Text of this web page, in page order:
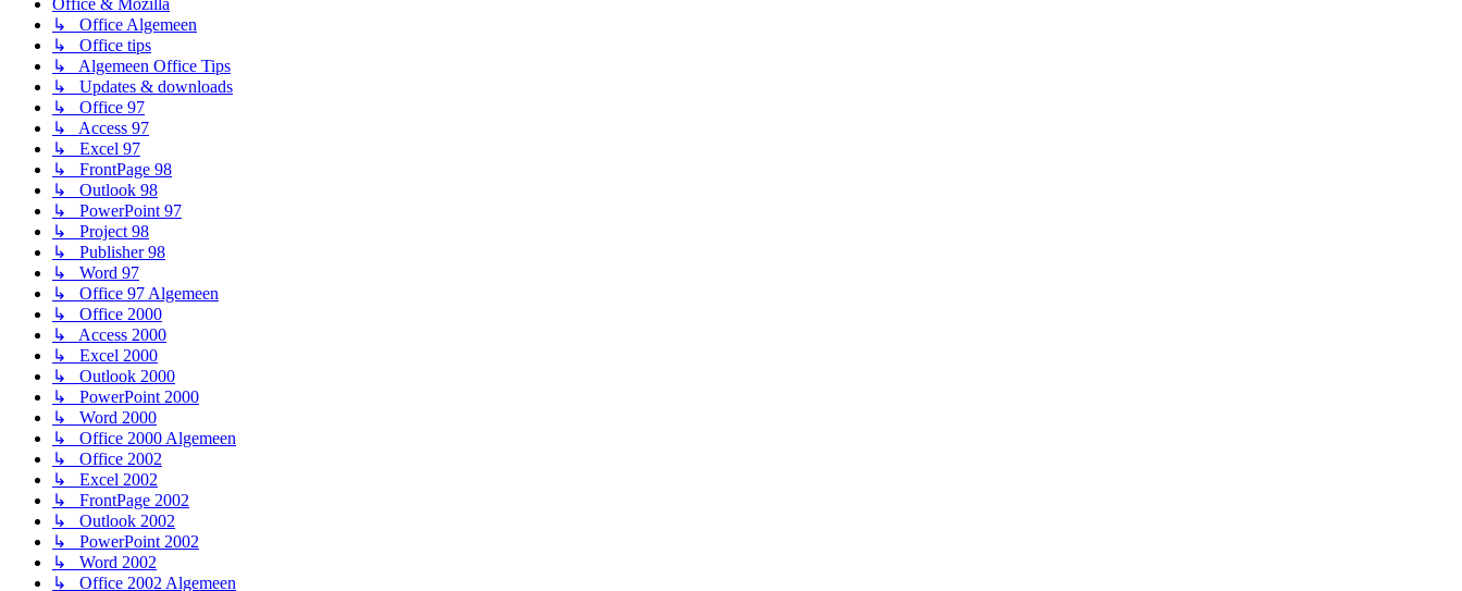
Office & Mozilla
↳ Office Algemeen
↳ Office tips
↳ Algemeen Office Tips
↳ Updates & downloads
↳ Office 97
↳ Access 97
↳ Excel 97
↳ FrontPage 98
↳ Outlook 98
↳ PowerPoint 97
↳ Project 98
↳ Publisher 98
↳ Word 97
↳ Office 97 Algemeen
↳ Office 2000
↳ Access 2000
↳ Excel 2000
↳ Outlook 2000
↳ PowerPoint 2000
↳ Word 2000
↳ Office 2000 Algemeen
↳ Office 2002
↳ Excel 2002
↳ FrontPage 2002
↳ Outlook 2002
↳ PowerPoint 2002
↳ Word 2002
↳ Office 2002 Algemeen